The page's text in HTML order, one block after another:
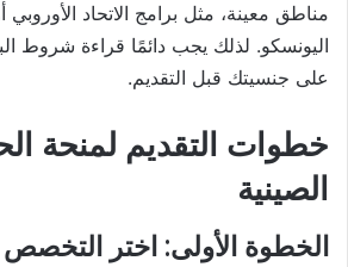
مناطق معينة، مثل برامج الاتحاد الأوروبي
اليونسكو. لذلك يجب دائمًا قراءة شروط
على جنسيتك قبل التقديم.
خطوات التقديم لمنحة
الصينية
الخطوة الأولى: اختر التخصص